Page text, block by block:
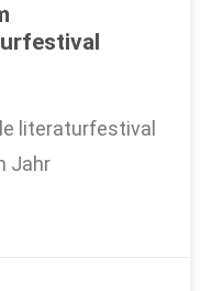
literaturfestival
Jahr